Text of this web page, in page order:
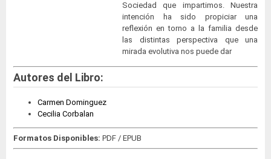
Sociedad que impartimos. Nuestra
intención ha sido propiciar una
reflexión en torno a la familia desde
las distintas perspectiva que una
mirada evolutiva nos puede dar
Autores del Libro:
Carmen Dominguez
Cecilia Corbalan
Formatos Disponibles: PDF / EPUB